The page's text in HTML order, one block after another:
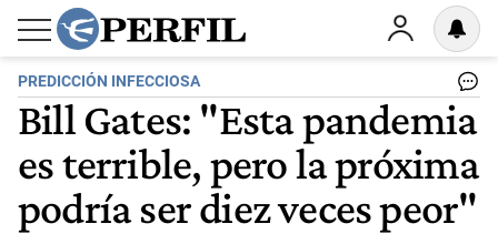
PREDICCIÓN INFECCIOSA
Bill Gates: "Esta pandemia
es terrible, pero la próxima
podría ser diez veces peor"